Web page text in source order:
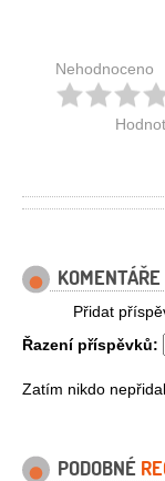
Nehodnoceno
KOMENTÁŘE
Přidat
Řazení příspěvků:
Zatím nikdo
PODOBNÉ